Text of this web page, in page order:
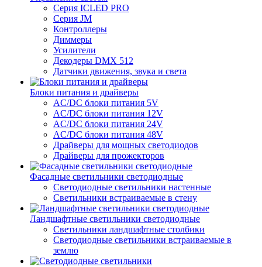
Серия ICLED PRO
Серия JM
Контроллеры
Диммеры
Усилители
Декодеры DMX 512
Датчики движения, звука и света
Блоки питания и драйверы
AC/DC блоки питания 5V
AC/DC блоки питания 12V
AC/DC блоки питания 24V
AC/DC блоки питания 48V
Драйверы для мощных светодиодов
Драйверы для прожекторов
Фасадные светильники светодиодные
Светодиодные светильники настенные
Светильники встраиваемые в стену
Ландшафтные светильники светодиодные
Светильники ландшафтные столбики
Светодиодные светильники встраиваемые в
землю